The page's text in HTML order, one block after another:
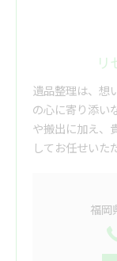
リ
遺品整理は、想
の心に寄り添い
や搬出に加え、
してお任せいた
福岡